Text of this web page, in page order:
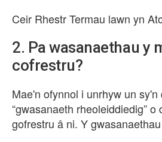
Ceir Rhestr Termau lawn yn
2. Pa wasanaethau y
cofrestru?
Mae'n ofynnol i unrhyw un sy'n
“gwasanaeth rheoleiddiedig” o
gofrestru â ni. Y